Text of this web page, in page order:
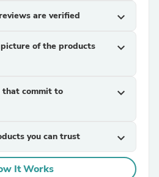
are verified expand_more
of the products
expand_more
that commit to
expand_more
you can trust expand_more
It Works